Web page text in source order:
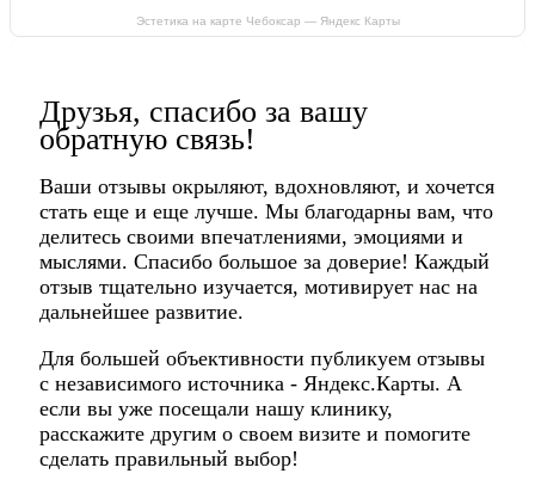
Эстетика на карте Чебоксар — Яндекс Карты
Друзья, спасибо за вашу
обратную связь!
Ваши отзывы окрыляют, вдохновляют, и хочется
стать еще и еще лучше. Мы благодарны вам, что
делитесь своими впечатлениями, эмоциями и
мыслями. Спасибо большое за доверие! Каждый
отзыв тщательно изучается, мотивирует нас на
дальнейшее развитие.
Для большей объективности публикуем отзывы
с независимого источника - Яндекс.Карты. А
если вы уже посещали нашу клинику,
расскажите другим о своем визите и помогите
сделать правильный выбор!